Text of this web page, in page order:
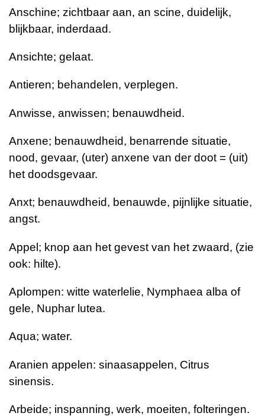
Anschine; zichtbaar aan, an scine, duidelijk,
blijkbaar, inderdaad.
Ansichte; gelaat.
Antieren; behandelen, verplegen.
Anwisse, anwissen; benauwdheid.
Anxene; benauwdheid, benarrende situatie,
nood, gevaar, (uter) anxene van der doot = (uit)
het doodsgevaar.
Anxt; benauwdheid, benauwde, pijnlijke situatie,
angst.
Appel; knop aan het gevest van het zwaard, (zie
ook: hilte).
Aplompen: witte waterlelie, Nymphaea alba of
gele, Nuphar lutea.
Aqua; water.
Aranien appelen: sinaasappelen, Citrus
sinensis.
Arbeide; inspanning, werk, moeiten, folteringen.